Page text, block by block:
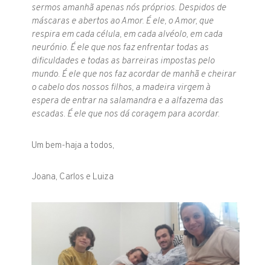
sermos amanhã apenas nós próprios. Despidos de
máscaras e abertos ao Amor. É ele, o Amor, que
respira em cada célula, em cada alvéolo, em cada
neurónio. É ele que nos faz enfrentar todas as
dificuldades e todas as barreiras impostas pelo
mundo. É ele que nos faz acordar de manhã e cheirar
o cabelo dos nossos filhos, a madeira virgem à
espera de entrar na salamandra e a alfazema das
escadas. É ele que nos dá coragem para acordar.
Um bem-haja a todos,
Joana, Carlos e Luiza